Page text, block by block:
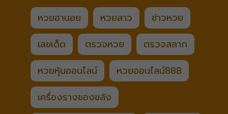
หวยฮานอย หวยลาว
ข่าวหวย
เลขเด็ด
ตรวจหวย
ตรวจสลาก
หวยหุ้นออนไลน์
หวยออนไลน์888
เครื่องรางของขลัง